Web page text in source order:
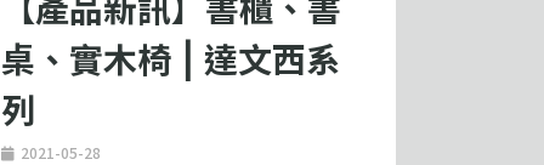
桌、實木椅 ⎮ 達文西系
列
2021-05-28